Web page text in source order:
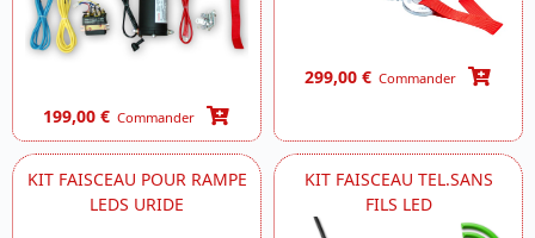
199,00 € Commander
299,00 € Commander
KIT FAISCEAU POUR RAMPE
LEDS URIDE
KIT FAISCEAU TEL.SANS
FILS LED